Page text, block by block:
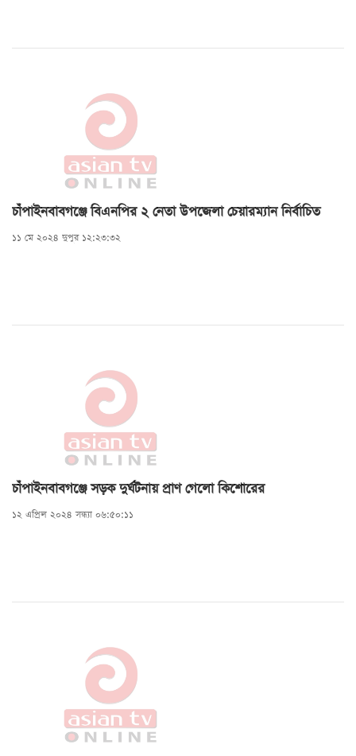
চাঁপাইনবাবগঞ্জে বিএনপির ২ নেতা উপজেলা চেয়ারম্যান নির্বাচিত
১১ মে ২০২৪ দুপুর ১২:২৩:৩২
চাঁপাইনবাবগঞ্জে সড়ক দুর্ঘটনায় প্রাণ গেলো কিশোরের
১২ এপ্রিল ২০২৪ সন্ধ্যা ০৬:৫০:১১